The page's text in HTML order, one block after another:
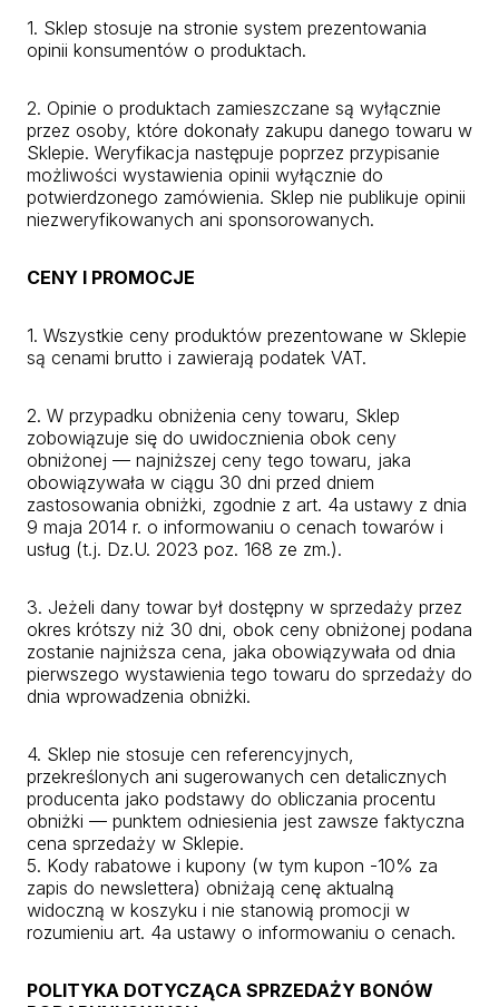
1. Sklep stosuje na stronie system prezentowania
opinii konsumentów o produktach.
2. Opinie o produktach zamieszczane są wyłącznie
przez osoby, które dokonały zakupu danego towaru w
Sklepie. Weryfikacja następuje poprzez przypisanie
możliwości wystawienia opinii wyłącznie do
potwierdzonego zamówienia. Sklep nie publikuje opinii
niezweryfikowanych ani sponsorowanych.
CENY I PROMOCJE
1. Wszystkie ceny produktów prezentowane w Sklepie
są cenami brutto i zawierają podatek VAT.
2. W przypadku obniżenia ceny towaru, Sklep
zobowiązuje się do uwidocznienia obok ceny
obniżonej — najniższej ceny tego towaru, jaka
obowiązywała w ciągu 30 dni przed dniem
zastosowania obniżki, zgodnie z art. 4a ustawy z dnia
9 maja 2014 r. o informowaniu o cenach towarów i
usług (t.j. Dz.U. 2023 poz. 168 ze zm.).
3. Jeżeli dany towar był dostępny w sprzedaży przez
okres krótszy niż 30 dni, obok ceny obniżonej podana
zostanie najniższa cena, jaka obowiązywała od dnia
pierwszego wystawienia tego towaru do sprzedaży do
dnia wprowadzenia obniżki.
4. Sklep nie stosuje cen referencyjnych,
przekreślonych ani sugerowanych cen detalicznych
producenta jako podstawy do obliczania procentu
obniżki — punktem odniesienia jest zawsze faktyczna
cena sprzedaży w Sklepie.
5. Kody rabatowe i kupony (w tym kupon -10% za
zapis do newslettera) obniżają cenę aktualną
widoczną w koszyku i nie stanowią promocji w
rozumieniu art. 4a ustawy o informowaniu o cenach.
POLITYKA DOTYCZĄCA SPRZEDAŻY BONÓW